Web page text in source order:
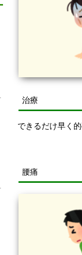
治療
できるだけ早く
腰痛